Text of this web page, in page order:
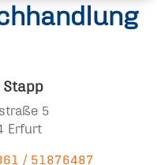
Stapp
5
Erfurt
/ 51876487